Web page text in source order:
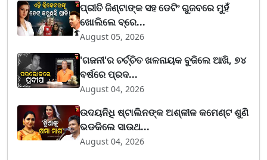
ପ୍ରୀତି ଜିଣ୍ଟାଙ୍କ ସହ ଡେଟିଂ ଗୁଜବରେ ମୁହଁ
ଖୋଲିଲେ ବ୍ରେ...
August 05, 2026
'ଗଜନୀ'ର ଚର୍ଚ୍ଚିତ ଖଳନାୟକ ବୁଜିଲେ ଆଖି, ୭୪
ବର୍ଷରେ ପ୍ରଦ...
August 04, 2026
ଉଦୟନିଧି ଷ୍ଟାଲିନଙ୍କ ଅଶ୍ଳୀଳ କମେଣ୍ଟ ଶୁଣି
ଭଡକିଲେ ସାଉଥ...
August 04, 2026